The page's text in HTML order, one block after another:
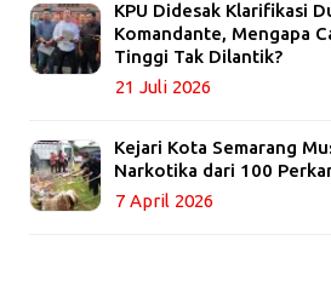
KPU Didesak Klarifikasi
Komandante, Mengapa
Tinggi Tak Dilantik?
21 Juli 2026
Kejari Kota Semarang
Narkotika dari 100
7 April 2026